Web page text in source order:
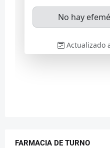
FARMACIA DE TURNO